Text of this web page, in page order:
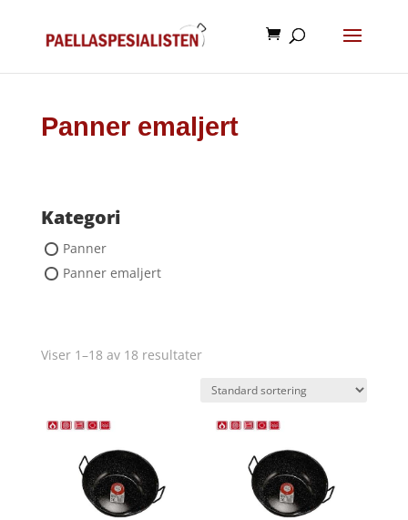
Panner emaljert
Kategori
Panner
Panner emaljert
Viser 1–18 av 18 resultater